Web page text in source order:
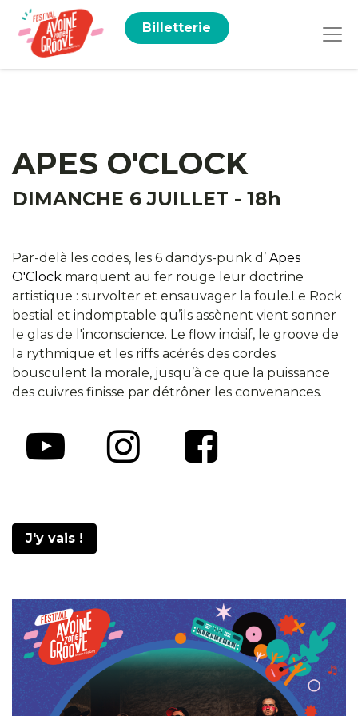
Billetterie
APES O'CLOCK
DIMANCHE 6 JUILLET - 18h
Par-delà les codes, les 6 dandys-punk d’ Apes
O'Clock marquent au fer rouge leur doctrine
artistique : survolter et ensauvager la foule.Le Rock
bestial et indomptable qu’ils assènent vient sonner
le glas de l'inconscience. Le flow incisif, le groove de
la rythmique et les riffs acérés des cordes
bousculent la morale, jusqu’à ce que la puissance
des cuivres finisse par détrôner les convenances.
J'y vais !